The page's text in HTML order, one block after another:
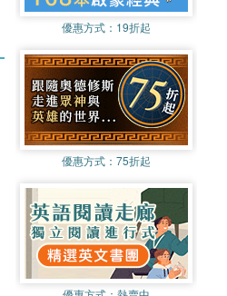
優惠方式： 19折起
優惠方式： 75折起